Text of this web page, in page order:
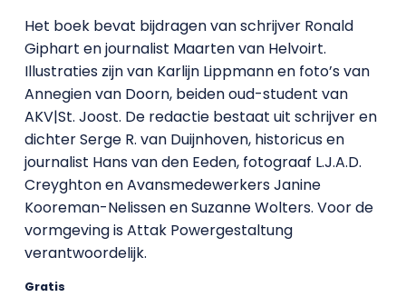
Het boek bevat bijdragen van schrijver Ronald
Giphart en journalist Maarten van Helvoirt.
Illustraties zijn van Karlijn Lippmann en foto’s van
Annegien van Doorn, beiden oud-student van
AKV|St. Joost. De redactie bestaat uit schrijver en
dichter Serge R. van Duijnhoven, historicus en
journalist Hans van den Eeden, fotograaf L.J.A.D.
Creyghton en Avansmedewerkers Janine
Kooreman-Nelissen en Suzanne Wolters. Voor de
vormgeving is Attak Powergestaltung
verantwoordelijk.
Gratis